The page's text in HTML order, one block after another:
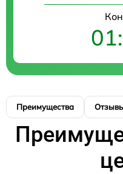
Преимущества